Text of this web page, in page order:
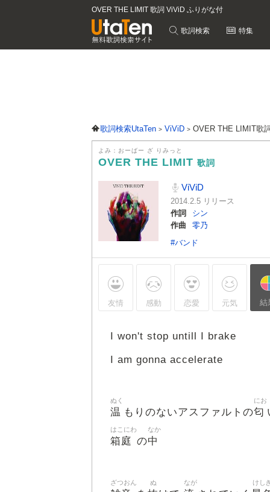
OVER THE LIMIT 歌詞 ViViD ふりがな付
歌詞検索 特集
歌詞検索UtaTen ViViD OVER THE LIMIT歌
よみ：おーばー ざ りみっと
OVER THE LIMIT 歌詞
ViViD
2014.2.5 リリース
作詞
シン
作曲
零乃
#バンド
友情 感動 恋愛 元気 結
I won't stop untill I brake
I am gonna accelerate
温
ぬく
もりのないアスファルトの匂
にお
箱庭
はこにわ
の中
なか
ざつおん ぬ なが けし